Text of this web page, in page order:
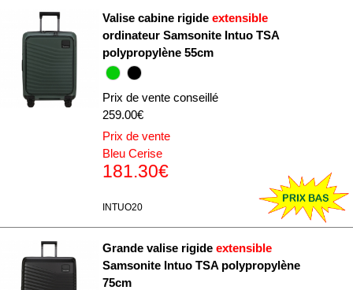
Valise cabine rigide extensible
ordinateur Samsonite Intuo TSA
polypropylène 55cm
Prix de vente conseillé
259.00€
Prix de vente
Bleu Cerise
181.30€
INTUO20
Grande valise rigide extensible
Samsonite Intuo TSA polypropylène
75cm